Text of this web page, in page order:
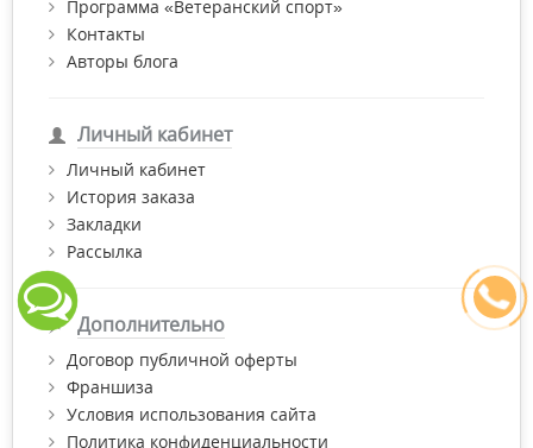
Программа «Ветеранский спорт»
Контакты
Авторы блога
Личный кабинет
Личный кабинет
История заказа
Закладки
Рассылка
Дополнительно
Договор публичной оферты
Франшиза
Условия использования сайта
Политика конфиденциальности